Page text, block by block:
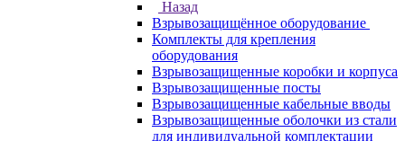
Назад
Взрывозащищённое оборудование
Комплекты для крепления
оборудования
Взрывозащищенные коробки и корпуса
Взрывозащищенные посты
Взрывозащищенные кабельные вводы
Взрывозащищенные оболочки из стали
для индивидуальной комплектации